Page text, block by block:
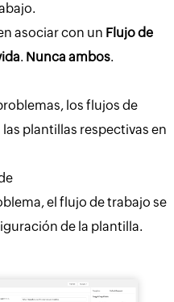
asociar con un Flujo de
. Nunca ambos.
los flujos de
plantillas respectivas en
el flujo de trabajo se
de la plantilla.